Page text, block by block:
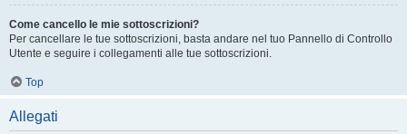
Come cancello le mie sottoscrizioni?
Per cancellare le tue sottoscrizioni, basta andare nel tuo Pannello di Controllo
Utente e seguire i collegamenti alle tue sottoscrizioni.
Top
Allegati